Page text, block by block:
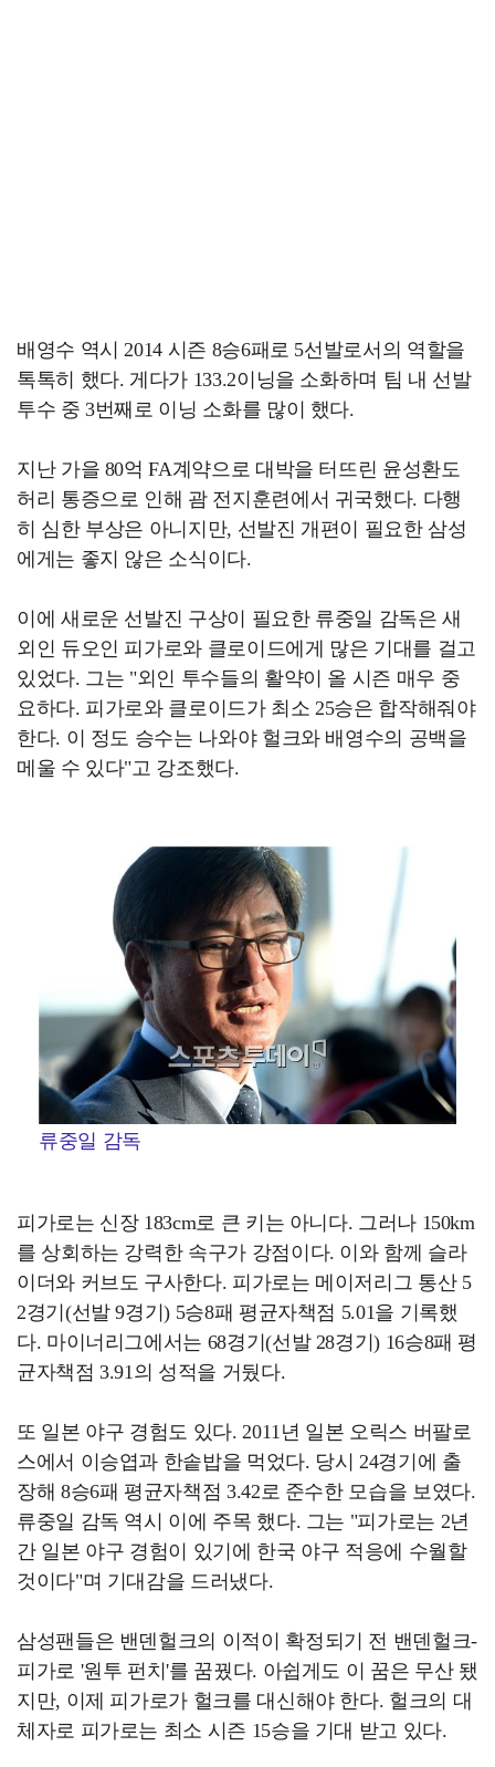
배영수 역시 2014 시즌 8승6패로 5선발로서의 역할을
톡톡히 했다. 게다가 133.2이닝을 소화하며 팀 내 선발
투수 중 3번째로 이닝 소화를 많이 했다.
지난 가을 80억 FA계약으로 대박을 터뜨린 윤성환도
허리 통증으로 인해 괌 전지훈련에서 귀국했다. 다행
히 심한 부상은 아니지만, 선발진 개편이 필요한 삼성
에게는 좋지 않은 소식이다.
이에 새로운 선발진 구상이 필요한 류중일 감독은 새
외인 듀오인 피가로와 클로이드에게 많은 기대를 걸고
있었다. 그는 "외인 투수들의 활약이 올 시즌 매우 중
요하다. 피가로와 클로이드가 최소 25승은 합작해줘야
한다. 이 정도 승수는 나와야 헐크와 배영수의 공백을
메울 수 있다"고 강조했다.
류중일 감독
피가로는 신장 183cm로 큰 키는 아니다. 그러나 150km
를 상회하는 강력한 속구가 강점이다. 이와 함께 슬라
이더와 커브도 구사한다. 피가로는 메이저리그 통산 5
2경기(선발 9경기) 5승8패 평균자책점 5.01을 기록했
다. 마이너리그에서는 68경기(선발 28경기) 16승8패 평
균자책점 3.91의 성적을 거뒀다.
또 일본 야구 경험도 있다. 2011년 일본 오릭스 버팔로
스에서 이승엽과 한솥밥을 먹었다. 당시 24경기에 출
장해 8승6패 평균자책점 3.42로 준수한 모습을 보였다.
류중일 감독 역시 이에 주목 했다. 그는 "피가로는 2년
간 일본 야구 경험이 있기에 한국 야구 적응에 수월할
것이다"며 기대감을 드러냈다.
삼성팬들은 밴덴헐크의 이적이 확정되기 전 밴덴헐크-
피가로 '원투 펀치'를 꿈꿨다. 아쉽게도 이 꿈은 무산 됐
지만, 이제 피가로가 헐크를 대신해야 한다. 헐크의 대
체자로 피가로는 최소 시즌 15승을 기대 받고 있다.